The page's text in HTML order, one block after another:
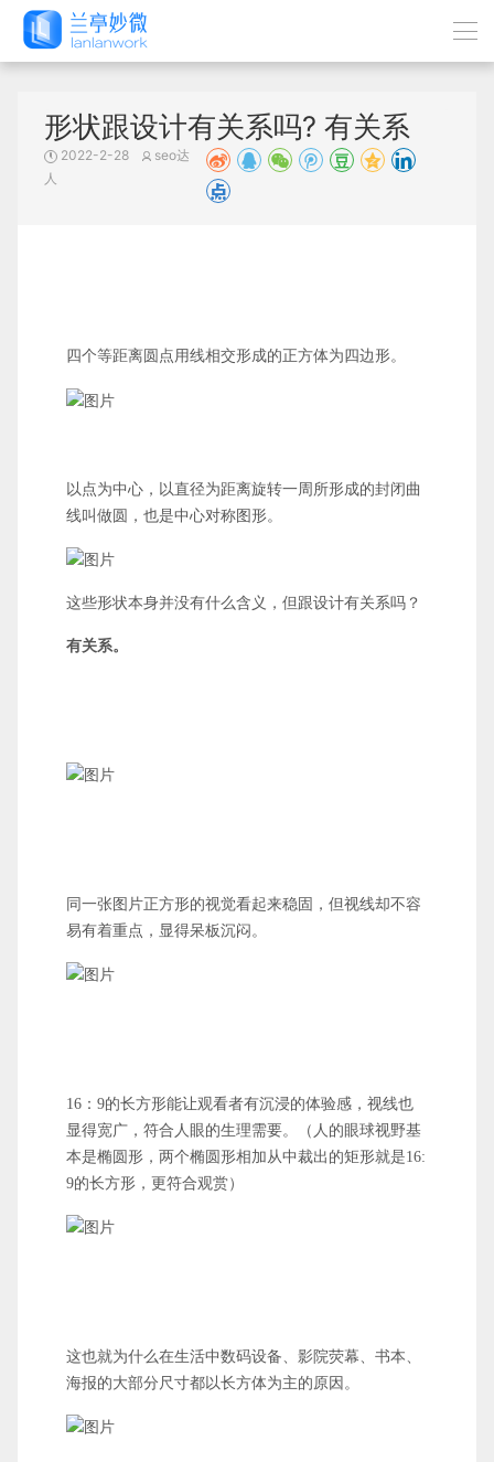
形状跟设计有关系吗? 有关系
2022-2-28
seo达
人
四个等距离圆点用线相交形成的正方体为四边形。
以点为中心，以直径为距离旋转一周所形成的封闭曲
线叫做圆，也是中心对称图形。
这些形状本身并没有什么含义，但跟设计有关系吗？
有关系。
同一张图片正方形的视觉看起来稳固，但视线却不容
易有着重点，显得呆板沉闷。
16：9的长方形能让观看者有沉浸的体验感，视线也
显得宽广，符合人眼的生理需要。（人的眼球视野基
本是椭圆形，两个椭圆形相加从中裁出的矩形就是16:
9的长方形，更符合观赏）
这也就为什么在生活中数码设备、影院荧幕、书本、
海报的大部分尺寸都以长方体为主的原因。